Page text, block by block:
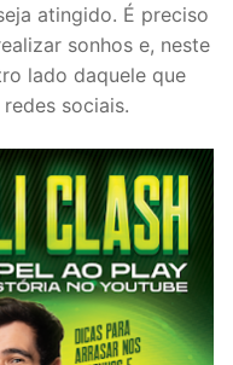
atingido. É preciso
sonhos e, neste
lado daquele que
sociais.